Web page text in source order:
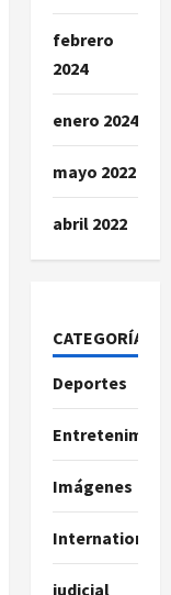
febrero
2024
enero 2024
mayo 2022
abril 2022
CATEGORÍAS
Deportes
Imágenes
International
judicial